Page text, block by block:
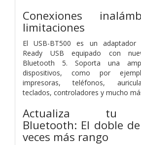
Conexiones
limitaciones
El USB-BT500 es un adaptador
Ready USB equipado con
Bluetooth 5. Soporta una
dispositivos, como por
impresoras, teléfonos,
teclados, controladores y mucho
Actualiza tu
Bluetooth: El doble
veces más rango